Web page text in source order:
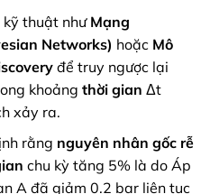
kỹ thuật nhưMạng
Networks) hoặc Mô
để truy ngược lại
khoảng thời gian Δt
xảy ra.
rằng nguyên nhân gốc rễ
chu kỳ tăng 5% là do Áp
A đã giảm 0.2 bar liên tục